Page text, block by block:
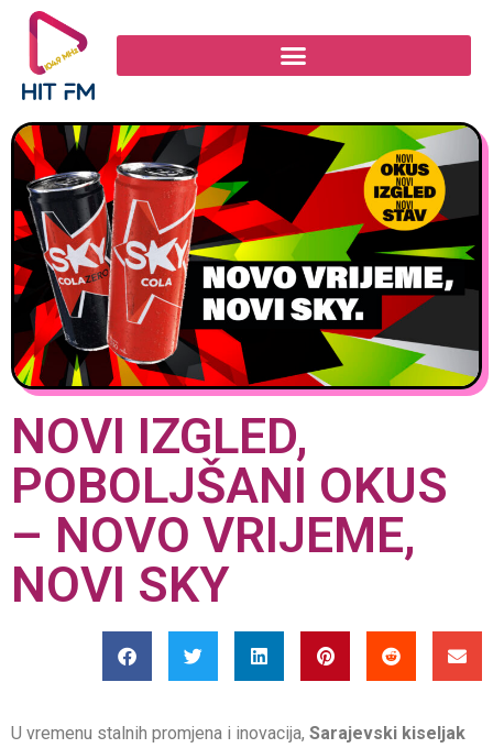
NOVI IZGLED,
POBOLJŠANI OKUS
– NOVO VRIJEME,
NOVI SKY
U vremenu stalnih promjena i inovacija, Sarajevski kiseljak